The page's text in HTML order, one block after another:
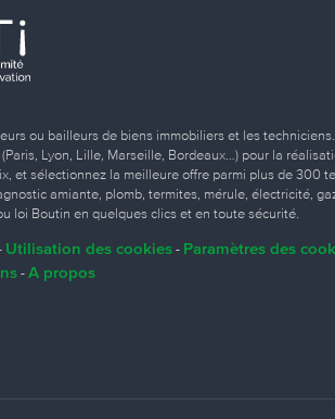
ou bailleurs de biens immobiliers et les
Lyon, Lille, Marseille, Bordeaux…) pour la
et sélectionnez la meilleure offre parmi plus de 300
amiante, plomb, termites, mérule, électricité,
loi Boutin en quelques clics et en toute sécurité.
Utilisation des cookies - Paramètres des
- A propos